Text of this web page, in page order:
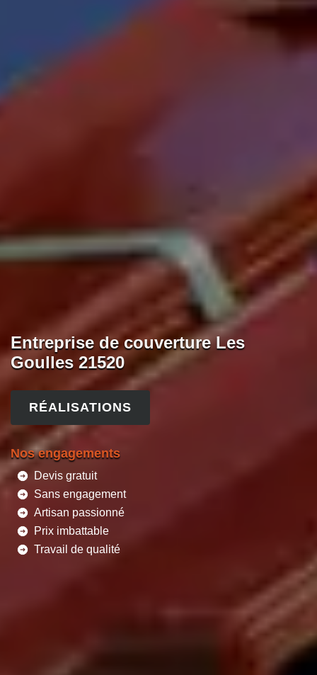
Entreprise de couverture Les
Goulles 21520
RÉALISATIONS
Nos engagements
Devis gratuit
Sans engagement
Artisan passionné
Prix imbattable
Travail de qualité